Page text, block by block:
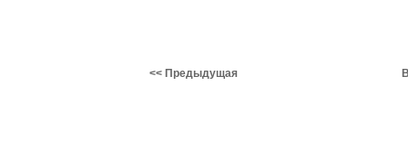
<< Предыдущая